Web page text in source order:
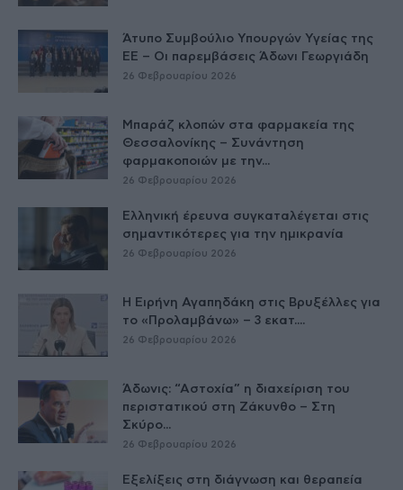
Άτυπο Συμβούλιο Υπουργών Υγείας της
ΕE – Οι παρεμβάσεις Άδωνι Γεωργιάδη
26 Φεβρουαρίου 2026
Μπαράζ κλοπών στα φαρμακεία της
Θεσσαλονίκης – Συνάντηση
φαρμακοποιών με την...
26 Φεβρουαρίου 2026
Ελληνική έρευνα συγκαταλέγεται στις
σημαντικότερες για την ημικρανία
26 Φεβρουαρίου 2026
Η Ειρήνη Αγαπηδάκη στις Βρυξέλλες για
το «Προλαμβάνω» – 3 εκατ....
26 Φεβρουαρίου 2026
Άδωνις: “Αστοχία” η διαχείριση του
περιστατικού στη Ζάκυνθο – Στη
Σκύρο...
26 Φεβρουαρίου 2026
Εξελίξεις στη διάγνωση και θεραπεία